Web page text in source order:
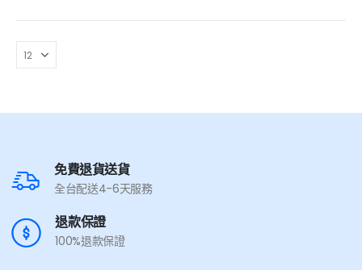
免費退貨送貨
全台配送4-6天服務
退款保證
100%退款保證